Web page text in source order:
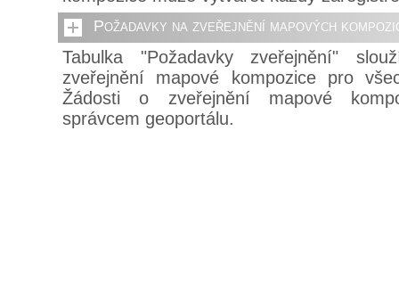
Požadavky na zveřejnění mapových
Tabulka "Požadavky zveřejnění"
zveřejnění mapové kompozice pro
Žádosti o zveřejnění mapové
správcem geoportálu.